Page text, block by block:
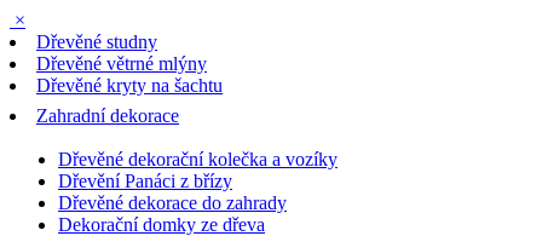
×
Dřevěné studny
Dřevěné větrné mlýny
Dřevěné kryty na šachtu
Zahradní dekorace
Dřevěné dekorační kolečka a vozíky
Dřevění Panáci z břízy
Dřevěné dekorace do zahrady
Dekorační domky ze dřeva